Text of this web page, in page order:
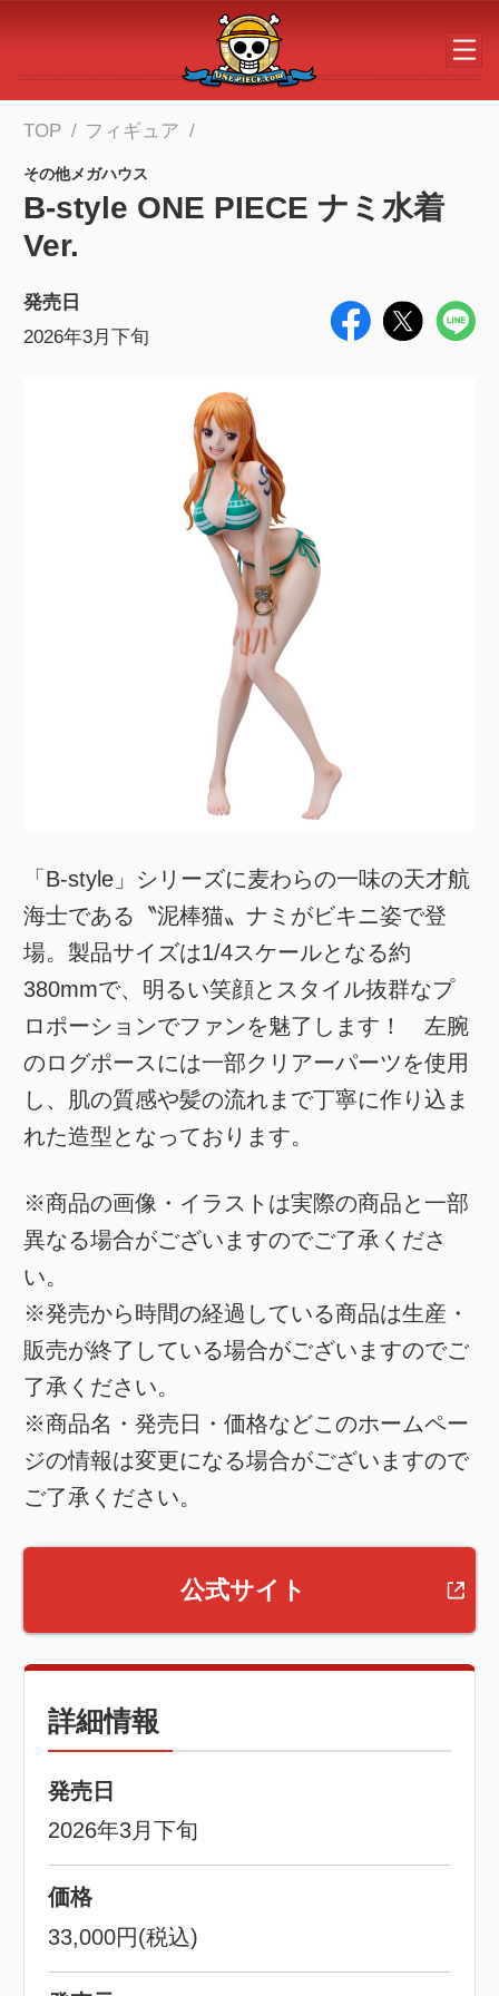
メインコンテンツへスキップする
TOP フィギュア
その他メガハウス
B-style ONE PIECE ナミ水着
Ver.
発売日
2026年3月下旬
「B-style」シリーズに麦わらの一味の天才航
海士である〝泥棒猫〟ナミがビキニ姿で登
場。製品サイズは1/4スケールとなる約
380mmで、明るい笑顔とスタイル抜群なプ
ロポーションでファンを魅了します！ 左腕
のログポースには一部クリアーパーツを使用
し、肌の質感や髪の流れまで丁寧に作り込ま
れた造型となっております。
※商品の画像・イラストは実際の商品と一部
異なる場合がございますのでご了承くださ
い。
※発売から時間の経過している商品は生産・
販売が終了している場合がございますのでご
了承ください。
※商品名・発売日・価格などこのホームペー
ジの情報は変更になる場合がございますので
ご了承ください。
公式サイト
詳細情報
発売日
2026年3月下旬
価格
33,000円(税込)